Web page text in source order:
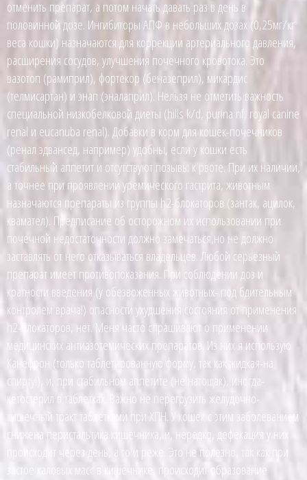
отменить препарат, а потом начать давать раз в день в
половинной дозе. Ингибиторы АПФ в небольших дозах (0,25мг/кг
веса кошки) назначаются для коррекции артериального давления,
расширения сосудов, улучшения почечного кровотока. Это
вазотоп (рамиприл), фортекор (беназеприл), микардис
(телмисартан) и энап (эналаприл). Нельзя не отметить важность
специальной низкобелковой диеты (hills k/d, purina nf, royal canine
renal и eucanuba renal). Добавки в корм для кошек-почечников
(ренал эдвансед, например) удобны, если у кошки есть
стабильный аппетит и отсутствуют позывы к рвоте. При их наличии,
а точнее при проявлении уремического гастрита, животным
назначаются препараты из группы h2-блокаторов (зантак, ацилок,
квамател). Предписание об осторожном их использовании при
почечной недостаточности должно замечаться,но не должно
заставлять от него отказываться владельцев. Любой серьёзный
препарат имеет противопоказания. При соблюдении доз и
кратности введения (у обезвоженных животных- под бдительным
контролем врача!) опасности ухудшения состояния от применения
h2-блокаторов, нет. Меня часто спрашивают о применении
медицинских антиазотемических препаратов. Из них я использую
Канефрон (только таблетированную форму, так как жидкая-на
спирту!), и, при стабильном аппетите (не натощак), иногда-
кетостерил в таблетках. Важно не перегрузить желудочно-
кишечный тракт таблетками при ХПН. У кошек с этим заболеванием
снижена перистальтика кишечника, и, нередко, дефекация у них
происходит через день, а то и реже. Это не полезно, так как при
застое каловых масс в кишечнике, происходит образование